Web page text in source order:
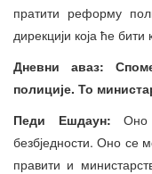
пратити реформу
дирекцији која ће
Дневни аваз:
полиције. То
Педи Ешдаун: Оно
безбједности. Оно се
правити и